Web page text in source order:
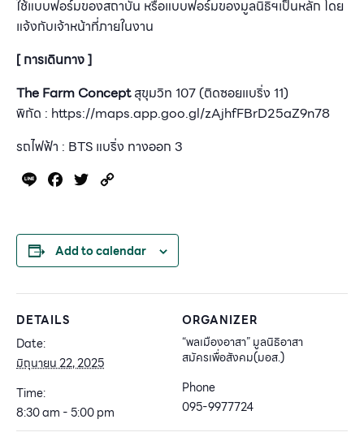
ใช้แบบฟอร์มของสถาบัน หรือแบบฟอร์มของมูลนิธิฯเป็นหลัก โดย
แจ้งกับเจ้าหน้าที่ภายในงาน
[ การเดินทาง ]
The Farm Conceptสุขุมวิท 107 (ติดซอยแบริ่ง 11)
พิกัด : https://maps.app.goo.gl/zAjhfFBrD25aZ9n78
รถไฟฟ้า : BTS แบริ่ง ทางออก 3
Line Facebook
Twitter
Add to calendar
DETAILS
Date:
มิถุนายน 22, 2025
Time:
8:30 am - 5:00 pm
ORGANIZER
“พลเมืองอาสา” มูลนิธิอาสา
สมัครเพื่อสังคม(มอส.)
Phone
095-9977724